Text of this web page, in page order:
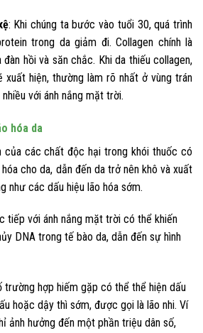
: Khi chúng ta bước vào tuổi 30, quá trình
trong da giảm đi. Collagen chính là
hồi và săn chắc. Khi da thiếu collagen,
xuất hiện, thường làm rõ nhất ở vùng trán
với ánh nắng mặt trời.
hóa da
của các chất độc hại trong khói thuốc có
cho da, dẫn đến da trở nên khô và xuất
như các dấu hiệu lão hóa sớm.
tiếp với ánh nắng mặt trời có thể khiến
DNA trong tế bào da, dẫn đến sự hình
trường hợp hiếm gặp có thể thể hiện dấu
hoặc dậy thì sớm, được gọi là lão nhi. Ví
ảnh hưởng đến một phần triệu dân số,